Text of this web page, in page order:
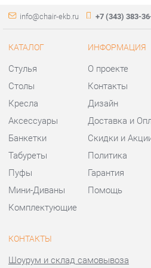
Аксессуары
Табуреты
Пуфы
Мини-Диваны
Комплектующие
Доставка и
Политика
Гарантия
Помощь
Шоурум и склад самовывоза
Адрес: г. Екатеринбург,
ул.Металлургов, 84
Телефон: +7 (343) 383-36-37
Пн - Пт:10:00 - 20:00 (GMT+5)